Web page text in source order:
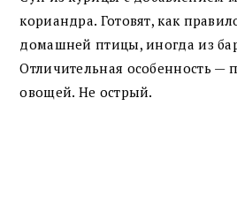
кориандра. Готовят, как
домашней птицы, иногда из
Отличительная особенность —
овощей. Не острый.